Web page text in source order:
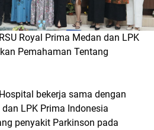
Royal Prima Medan dan LPK
Pemahaman Tentang
bekerja sama dengan
LPK Prima Indonesia
penyakit Parkinson pada